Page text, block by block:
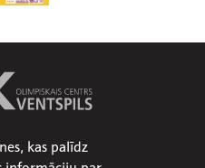
kas palīdz